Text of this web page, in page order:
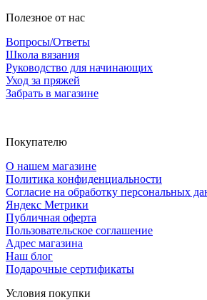
Полезное от нас
Вопросы/Ответы
Школа вязания
Руководство для начинающих
Уход за пряжей
Забрать в магазине
Покупателю
О нашем магазине
Политика конфиденциальности
Согласие на обработку персональных
Яндекс Метрики
Публичная оферта
Пользовательское соглашение
Адрес магазина
Наш блог
Подарочные сертификаты
Условия покупки